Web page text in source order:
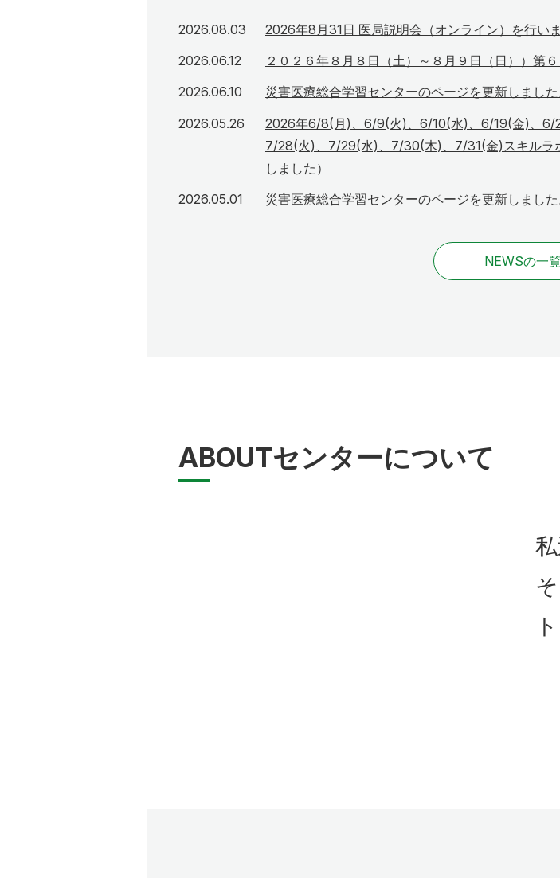
2026.08.03 2026年8月3日
2026年8月31日 医局説明会（オンライン）を行い
2026.06.12 2026年6月12日
２０２６年８月８日（土）～８月９日（日））第
2026.06.10 2026年6月10日
災害医療総合学習センターのページを更新しました
2026.05.26 2026年5月26日
2026年6/8(月)、6/9(火)、6/10(水)、6/19(金)、
7/28(火)、7/29(水)、7/30(木)、7/31(金)スキルラ
しました）
2026.05.01 2026年5月1日
災害医療総合学習センターのページを更新しました
NEWSの一
ABOUTセンターについて